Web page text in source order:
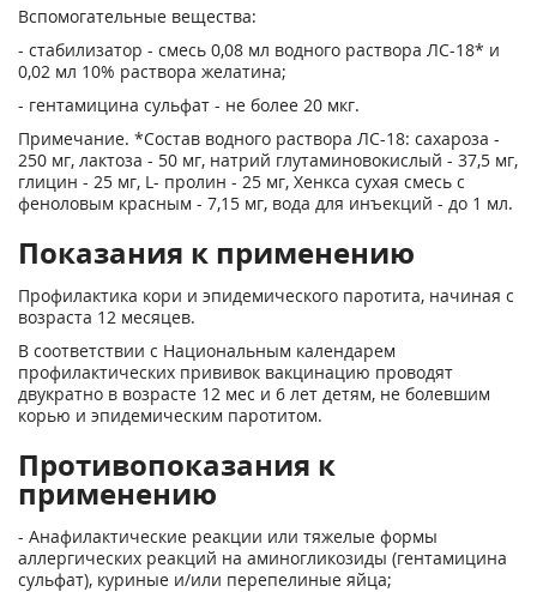
Вспомогательные вещества:
- стабилизатор - смесь 0,08 мл водного раствора ЛС-18* и
0,02 мл 10% раствора желатина;
- гентамицина сульфат - не более 20 мкг.
Примечание. *Состав водного раствора ЛС-18: сахароза -
250 мг, лактоза - 50 мг, натрий глутаминовокислый - 37,5 мг,
глицин - 25 мг, L- пролин - 25 мг, Хенкса сухая смесь с
феноловым красным - 7,15 мг, вода для инъекций - до 1 мл.
Показания к применению
Профилактика кори и эпидемического паротита, начиная с
возраста 12 месяцев.
В соответствии с Национальным календарем
профилактических прививок вакцинацию проводят
двукратно в возрасте 12 мес и 6 лет детям, не болевшим
корью и эпидемическим паротитом.
Противопоказания к
применению
- Анафилактические реакции или тяжелые формы
аллергических реакций на аминогликозиды (гентамицина
сульфат), куриные и/или перепелиные яйца;